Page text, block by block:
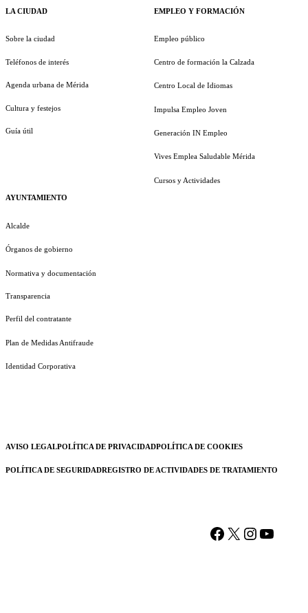
LA CIUDAD
Sobre la ciudad
Teléfonos de interés
Agenda urbana de Mérida
Cultura y festejos
Guía útil
AYUNTAMIENTO
Alcalde
Órganos de gobierno
Normativa y documentación
Transparencia
Perfil del contratante
Plan de Medidas Antifraude
Identidad Corporativa
EMPLEO Y FORMACIÓN
Empleo público
Centro de formación la Calzada
Centro Local de Idiomas
Impulsa Empleo Joven
Generación IN Empleo
Vives Emplea Saludable Mérida
Cursos y Actividades
AVISO LEGALPOLÍTICA DE PRIVACIDADPOLÍTICA DE COOKIES
POLÍTICA DE SEGURIDADREGISTRO DE ACTIVIDADES DE TRATAMIENTO
Facebook
X Instagram